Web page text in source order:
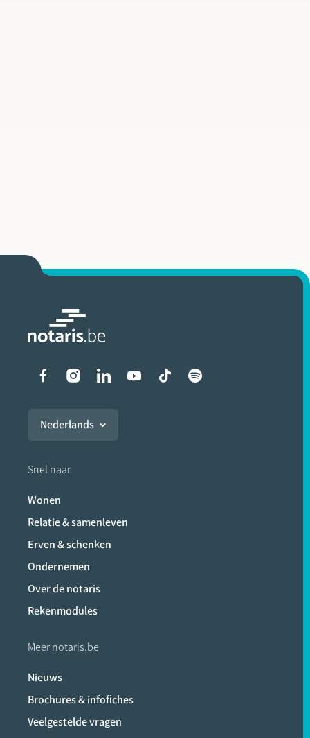
Liens vers les réseaux
Nederlands
Snel naar
Wonen
Relatie & samenleven
Erven & schenken
Ondernemen
Over de notaris
Rekenmodules
Meer notaris.be
Nieuws
Brochures & infofiches
Veelgestelde vragen